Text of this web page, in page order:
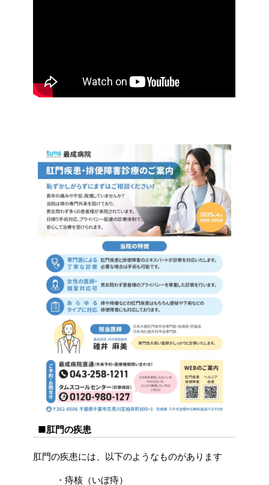
■肛門の疾患
肛門の疾患には、以下のようなものがあります
・痔核（いぼ痔）